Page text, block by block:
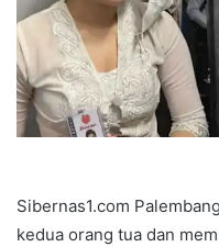
Sibernas1.com
kedua orang tua dan